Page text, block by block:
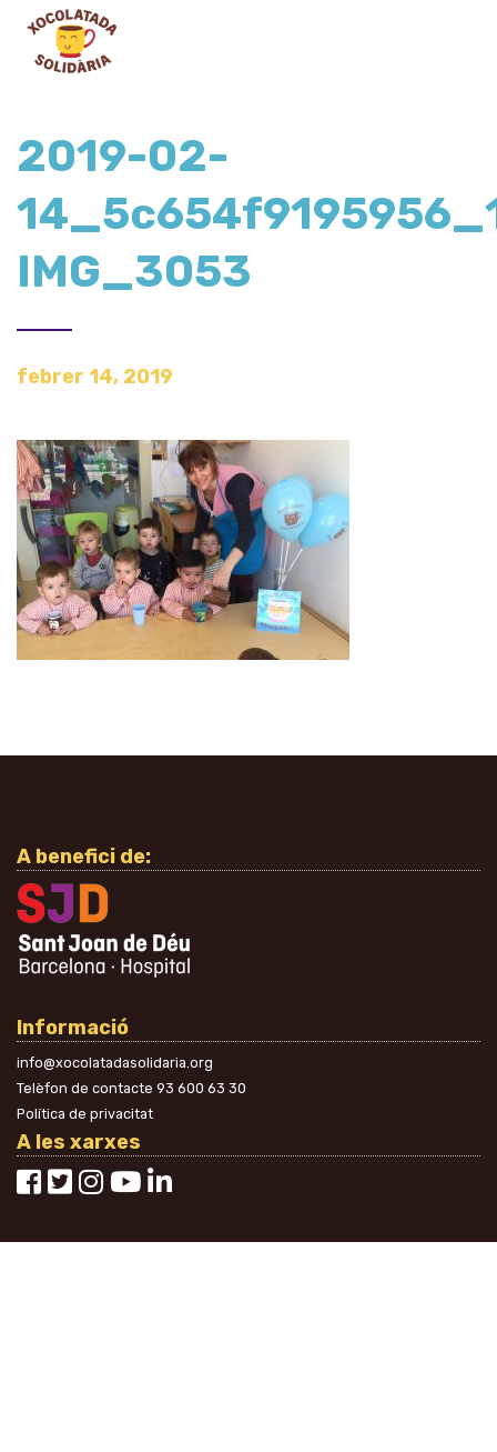
2019-02-
IMG_3053
febrer 14, 2019
A benefici de:
Informació
info@xocolatadasolidaria.org
Telèfon de contacte 93 600 63 30
Política de privacitat
A les xarxes